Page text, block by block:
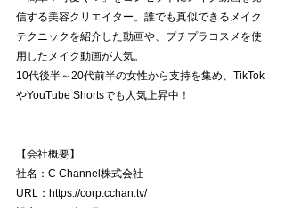
信する美容クリエイター。誰でも真似できるメイク
テクニックを紹介した動画や、プチプラコスメを使
用したメイク動画が人気。
10代後半～20代前半の女性から支持を集め、TikTok
やYouTube Shortsでも人気上昇中！
【会社概要】
社名：C Channel株式会社
URL：https://corp.cchan.tv/